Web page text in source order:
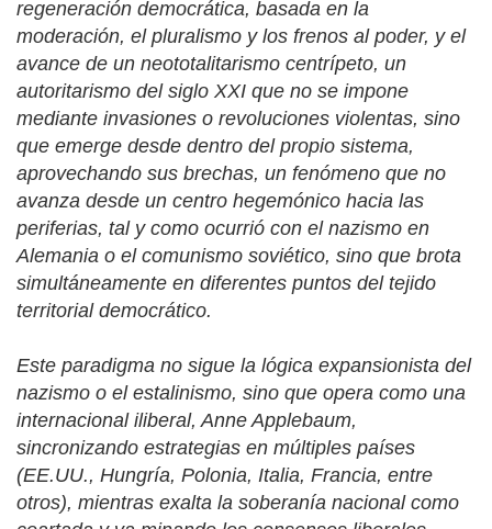
regeneración democrática, basada en la
moderación, el pluralismo y los frenos al poder, y el
avance de un neototalitarismo centrípeto, un
autoritarismo del siglo XXI que no se impone
mediante invasiones o revoluciones violentas, sino
que emerge desde dentro del propio sistema,
aprovechando sus brechas, un fenómeno que no
avanza desde un centro hegemónico hacia las
periferias, tal y como ocurrió con el nazismo en
Alemania o el comunismo soviético, sino que brota
simultáneamente en diferentes puntos del tejido
territorial democrático.
Este paradigma no sigue la lógica expansionista del
nazismo o el estalinismo, sino que opera como una
internacional iliberal, Anne Applebaum,
sincronizando estrategias en múltiples países
(EE.UU., Hungría, Polonia, Italia, Francia, entre
otros), mientras exalta la soberanía nacional como